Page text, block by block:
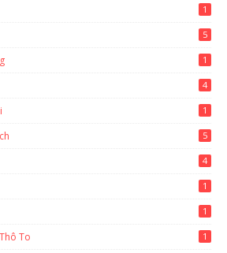
1
5
1
4
1
5
4
1
1
To 1